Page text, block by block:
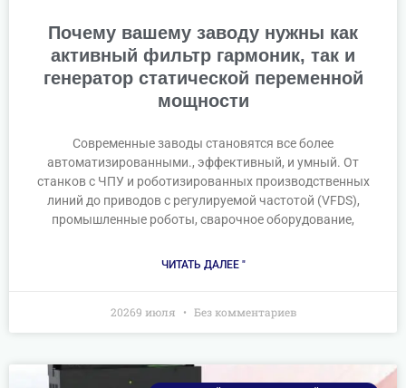
Почему вашему заводу нужны как
активный фильтр гармоник, так и
генератор статической переменной
мощности
Современные заводы становятся все более
автоматизированными., эффективный, и умный. От
станков с ЧПУ и роботизированных производственных
линий до приводов с регулируемой частотой (VFDS),
промышленные роботы, сварочное оборудование,
ЧИТАТЬ ДАЛЕЕ "
20269 июля Без комментариев